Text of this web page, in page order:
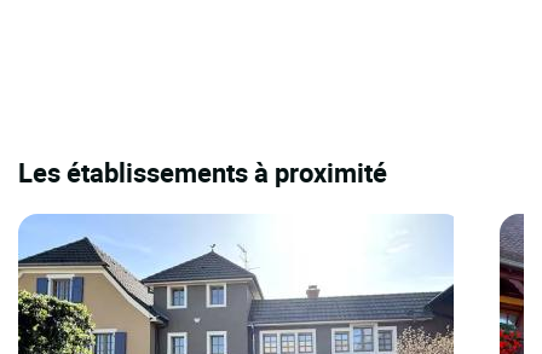
Les établissements à proximité